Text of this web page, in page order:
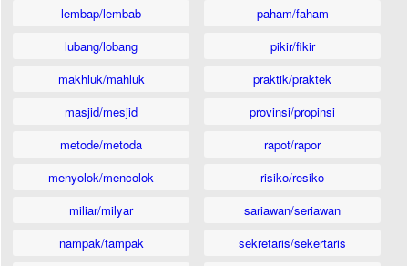
lembap/lembab
lubang/lobang
makhluk/mahluk
masjid/mesjid
metode/metoda
menyolok/mencolok
miliar/milyar
nampak/tampak
paham/faham
pikir/fikir
praktik/praktek
provinsi/propinsi
rapot/rapor
risiko/resiko
sariawan/seriawan
sekretaris/sekertaris